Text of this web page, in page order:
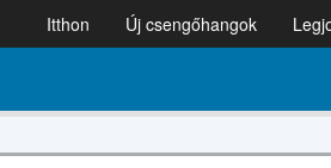
Itthon Új csengőhangok